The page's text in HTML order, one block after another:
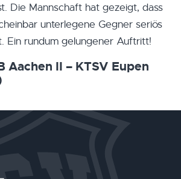
Die Mannschaft hat gezeigt, dass
unterlegene Gegner seriös
Ein rundum gelungener Auftritt!
Aachen II – KTSV Eupen